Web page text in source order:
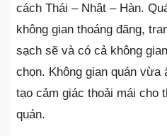
cách Thái – Nhật – Hàn.
không gian thoáng đãng,
sạch sẽ và có cả không
chọn. Không gian quán vừa
tạo cảm giác thoải mái cho
quán.